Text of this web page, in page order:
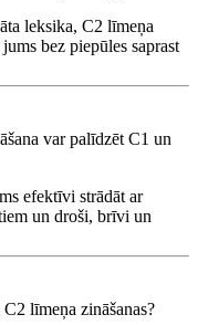
leksika, C2 līmeņa
bez piepūles saprast
var palīdzēt C1 un
efektīvi strādāt ar
un droši, brīvi un
līmeņa zināšanas?